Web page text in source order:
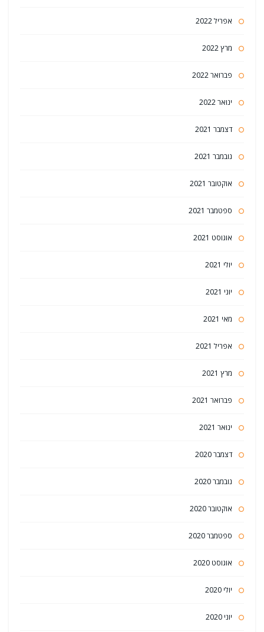
אפריל 2022
מרץ 2022
פברואר 2022
ינואר 2022
דצמבר 2021
נובמבר 2021
אוקטובר 2021
ספטמבר 2021
אוגוסט 2021
יולי 2021
יוני 2021
מאי 2021
אפריל 2021
מרץ 2021
פברואר 2021
ינואר 2021
דצמבר 2020
נובמבר 2020
אוקטובר 2020
ספטמבר 2020
אוגוסט 2020
יולי 2020
יוני 2020